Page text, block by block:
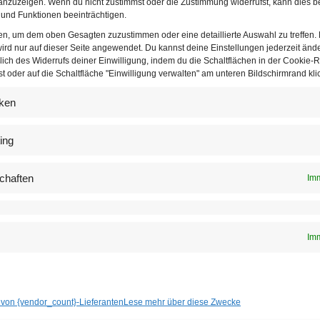
Funktionen beeinträchtigen.
um dem oben Gesagten zuzustimmen oder eine detaillierte Auswahl zu treffen.
nur auf dieser Seite angewendet. Du kannst deine Einstellungen jederzeit
des Widerrufs deiner Einwilligung, indem du die Schaltflächen in der Cookie-
oder auf die Schaltfläche "Einwilligung verwalten" am unteren Bildschirmrand
{vendor_count}-LieferantenLese mehr über diese Zwecke
das Spektrum wird mit Werbeformen wie Adressable TV,
erstmals die beste Online-2-Offline-Kampagne
heuer in folgenden Kategorien:
App & eCommerce
Mobile Ad
(Digital Out-of-Home, Adressable TV, Digital Audio)
Beste digitale Kampagne
Beste ROI-Performance-Kampagne
Beste Data-Driven-Kampagne
Beste Online-2-Offline-Kampagne
Beste internationale Kampagne
Beste Social-Media-Strategie
Beste B2B-Kampagne